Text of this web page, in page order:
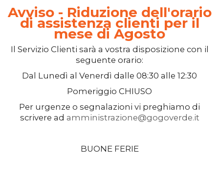
Avviso - Riduzione dell'orario
di assistenza clienti per il
mese di Agosto
Il Servizio Clienti sarà a vostra disposizione con il
seguente orario:
Dal Lunedì al Venerdì dalle 08:30 alle 12:30
Pomeriggio CHIUSO
Per urgenze o segnalazioni vi preghiamo di
scrivere ad amministrazione@gogoverde.it
BUONE FERIE